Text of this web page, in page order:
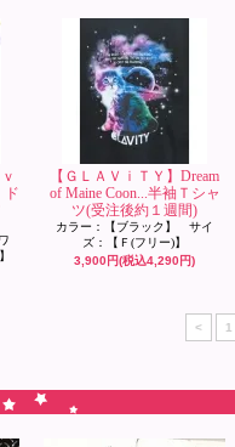
ド
【ＧＬＡＶｉＴＹ】Dream
of Maine Coon...半袖Ｔシャ
ツ(受注後約１週間)
カラー：【ブラック】 サイ
ズ：【Ｆ(フリー)】
3,900円(税込4,290円)
< 1